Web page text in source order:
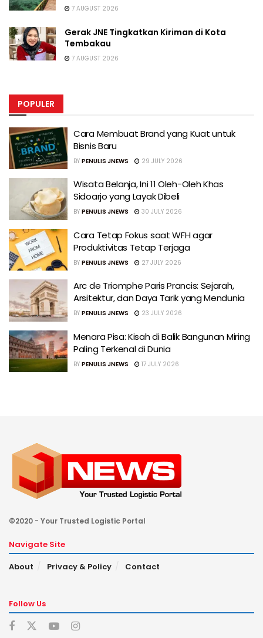
7 AUGUST 2026
Gerak JNE Tingkatkan Kiriman di Kota
Tembakau
7 AUGUST 2026
POPULER
Cara Membuat Brand yang Kuat untuk
Bisnis Baru
BY PENULIS JNEWS 29 JULY 2026
Wisata Belanja, Ini 11 Oleh-Oleh Khas
Sidoarjo yang Layak Dibeli
BY PENULIS JNEWS 30 JULY 2026
Cara Tetap Fokus saat WFH agar
Produktivitas Tetap Terjaga
BY PENULIS JNEWS 27 JULY 2026
Arc de Triomphe Paris Prancis: Sejarah,
Arsitektur, dan Daya Tarik yang Mendunia
BY PENULIS JNEWS 23 JULY 2026
Menara Pisa: Kisah di Balik Bangunan Miring
Paling Terkenal di Dunia
BY PENULIS JNEWS 17 JULY 2026
©2020 - Your Trusted Logistic Portal
Navigate Site
About
Privacy & Policy Contact
Follow Us